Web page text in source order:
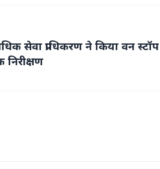
सेवा प्राधिकरण ने किया वन स्टॉप